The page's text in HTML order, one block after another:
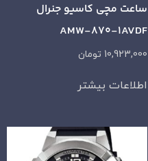
ساعت مچی کاسیو جنرال
AMW-870-1AVDF
10,923,000 تومان
اطلاعات بیشتر